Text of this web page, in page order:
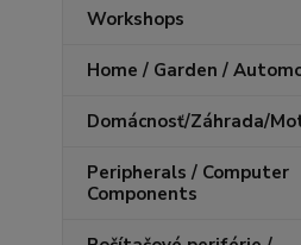
Workshops
Home / Garden /
Domácnosť/Záhrada/
Peripherals / Computer
Components